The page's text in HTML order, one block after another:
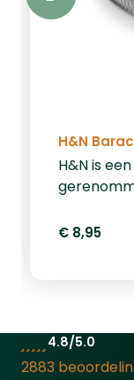
H&N
H&N is
Baracuda
verpakt
€ 8,95
4.8/5.0
2883